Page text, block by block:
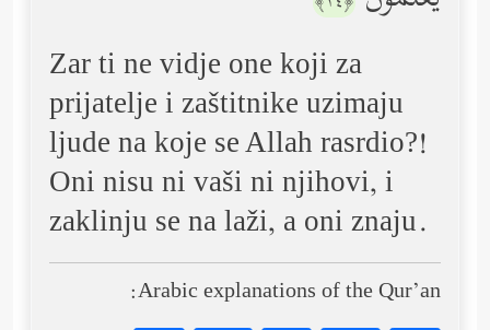
Zar ti ne vidje one koji za
prijatelje i zaštitnike uzimaju
ljude na koje se Allah rasrdio?!
Oni nisu ni vaši ni njihovi, i
zaklinju se na laži, a oni znaju.
Arabic explanations of the Qur’an: